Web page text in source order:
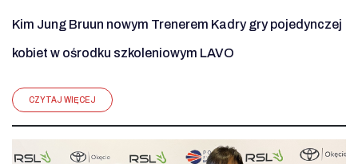
Kim Jung Bruun nowym Trenerem Kadry gry pojedynczej
kobiet w ośrodku szkoleniowym LAVO
CZYTAJ WIĘCEJ